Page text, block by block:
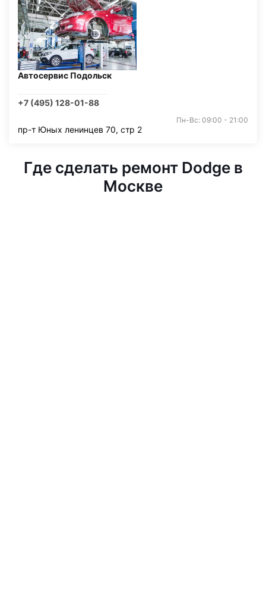
Автосервис Подольск
+7 (495) 128-01-88
Пн-Вс: 09:00 - 21:00
пр-т Юных ленинцев 70, стр 2
Где сделать ремонт Dodge в
Москве